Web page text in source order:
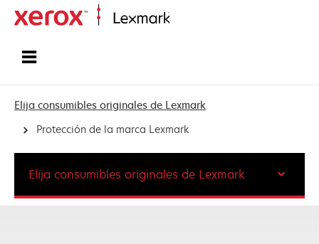
Elija consumibles originales de Lexmark
Protección de la marca Lexmark
Elija consumibles originales de Lexmark